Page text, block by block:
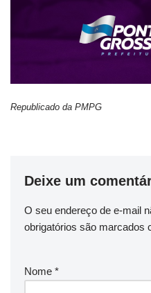
Republicado da PMPG
Deixe um
O seu endereço de e-mail
obrigatórios são marcados
Nome *